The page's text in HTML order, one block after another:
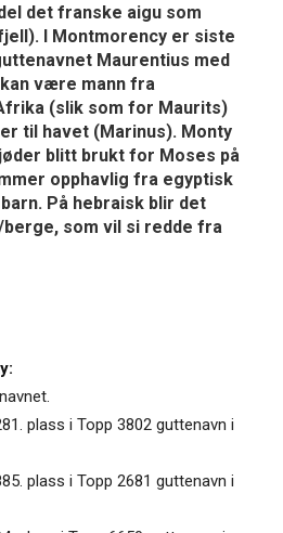
det franske aigu som
I Montmorency er siste
Maurentius med
være mann fra
(slik som for Maurits)
til havet (Marinus). Monty
blitt brukt for Moses på
opphavlig fra egyptisk
På hebraisk blir det
som vil si redde fra
plass i Topp 3802 guttenavn i
plass i Topp 2681 guttenavn i